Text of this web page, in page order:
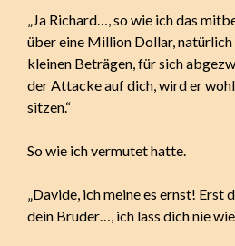
„Ja Richard…, so wie ich das
über eine Million Dollar,
kleinen Beträgen, für sich
der Attacke auf dich, wird er
sitzen.“
So wie ich vermutet hatte.
„Davide, ich meine es ernst! Erst
dein Bruder…, ich lass dich nie